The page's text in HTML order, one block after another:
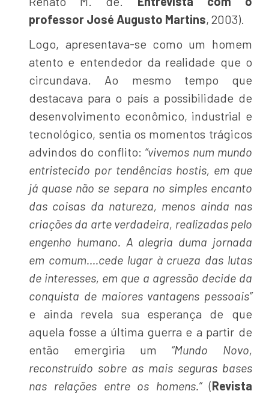
professor José Augusto Martins, 2003).
Logo, apresentava-se como um homem
atento e entendedor da realidade que o
circundava. Ao mesmo tempo que
destacava para o país a possibilidade de
desenvolvimento econômico, industrial e
tecnológico, sentia os momentos trágicos
advindos do conflito: “vivemos num mundo
entristecido por tendências hostis, em que
já quase não se separa no simples encanto
das coisas da natureza, menos ainda nas
criações da arte verdadeira, realizadas pelo
engenho humano. A alegria duma jornada
em comum….cede lugar à crueza das lutas
de interesses, em que a agressão decide da
conquista de maiores vantagens pessoais”
e ainda revela sua esperança de que
aquela fosse a última guerra e a partir de
então emergiria um “Mundo Novo,
reconstruído sobre as mais seguras bases
nas relações entre os homens.”(Revista